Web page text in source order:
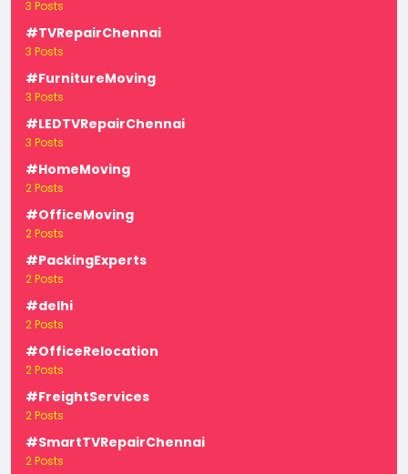
3 Posts
#TVRepairChennai
3 Posts
#FurnitureMoving
3 Posts
#LEDTVRepairChennai
3 Posts
#HomeMoving
2 Posts
#OfficeMoving
2 Posts
#PackingExperts
2 Posts
#delhi
2 Posts
#OfficeRelocation
2 Posts
#FreightServices
2 Posts
#SmartTVRepairChennai
2 Posts